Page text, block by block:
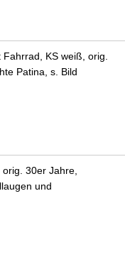
Fahrrad, KS weiß, orig.
Patina, s. Bild
orig. 30er Jahre,
und